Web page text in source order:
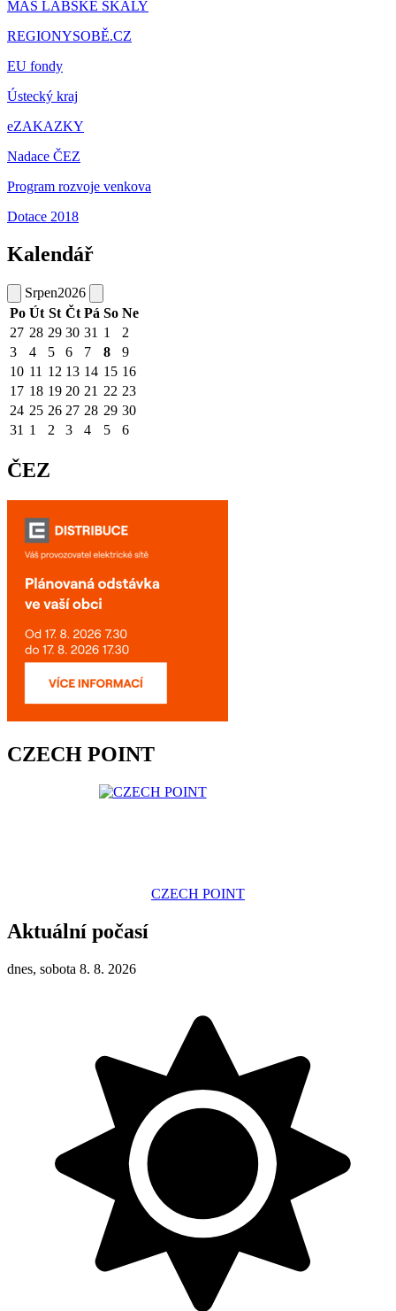
MAS LABSKÉ SKÁLY
REGIONYSOBĚ.CZ
EU fondy
Ústecký kraj
eZAKAZKY
Nadace ČEZ
Program rozvoje venkova
Dotace 2018
Kalendář
Srpen2026
Po Út St Čt Pá So Ne
27 28 29 30 31 1
2
3
4 5 6 7 8
9
10 11 12 13 14 15 16
17 18 19 20 21 22 23
24 25 26 27 28 29 30
31 1 2 3 4 5 6
ČEZ
CZECH POINT
CZECH POINT
Aktuální počasí
dnes, sobota 8. 8. 2026